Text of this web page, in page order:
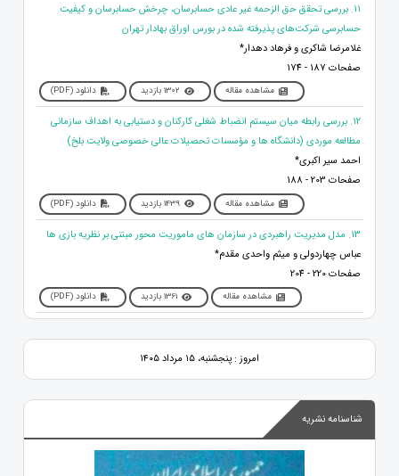
11. بررسی تحقق حق الزحمه غیر عادی حسابرسان، چرخش حسابرسان و کیفیت
حسابرسی شرکت‌های پذیرفته شده در بورس اوراق بهادار تهران
غلامرضا شاکری و فرهاد دهدار*
صفحات 187 - 174
مشاهده مقاله 1302 بازدید دانلود (PDF)
12. بررسی رابطه میان سیستم انضباط شغلی کارکنان و دستیابی به اهداف سازمانی
مطالعه موردی (دانشگاه ها و مؤسسات تحصیلات عالی خصوصی ولایت بلخ)
احمد سیر اکبری*
صفحات 203 - 188
مشاهده مقاله 1439 بازدید دانلود (PDF)
13. مدل مدیریت راهبردی در سازمان های ماموریت محور مبتنی بر نظریه بازی ها
عباس چهاردولی و میثم واحدی مقدم*
صفحات 220 - 204
مشاهده مقاله 1361 بازدید دانلود (PDF)
امروز : پنجشنبه، ۱۵ مرداد ۱۴۰۵
شناسنامه نشریه